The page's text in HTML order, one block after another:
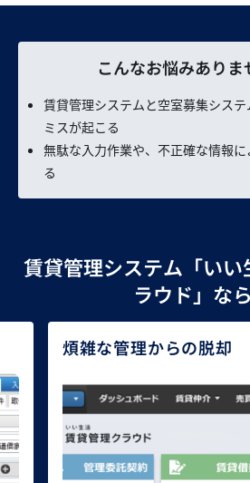
こんなお悩みありま
賃貸管理システムと空室募集シス
ミスが起こる
無駄な入力作業や、不正確な情報
る
賃貸管理システム「い
ラウド」な
煩雑な管理からの脱却